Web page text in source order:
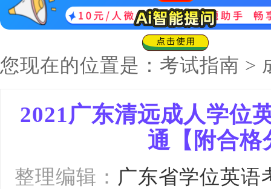
您现在的位置是： 考试指南 >
2021广东清远成人学位
通【附合格
整理编辑： 广东省学位英语